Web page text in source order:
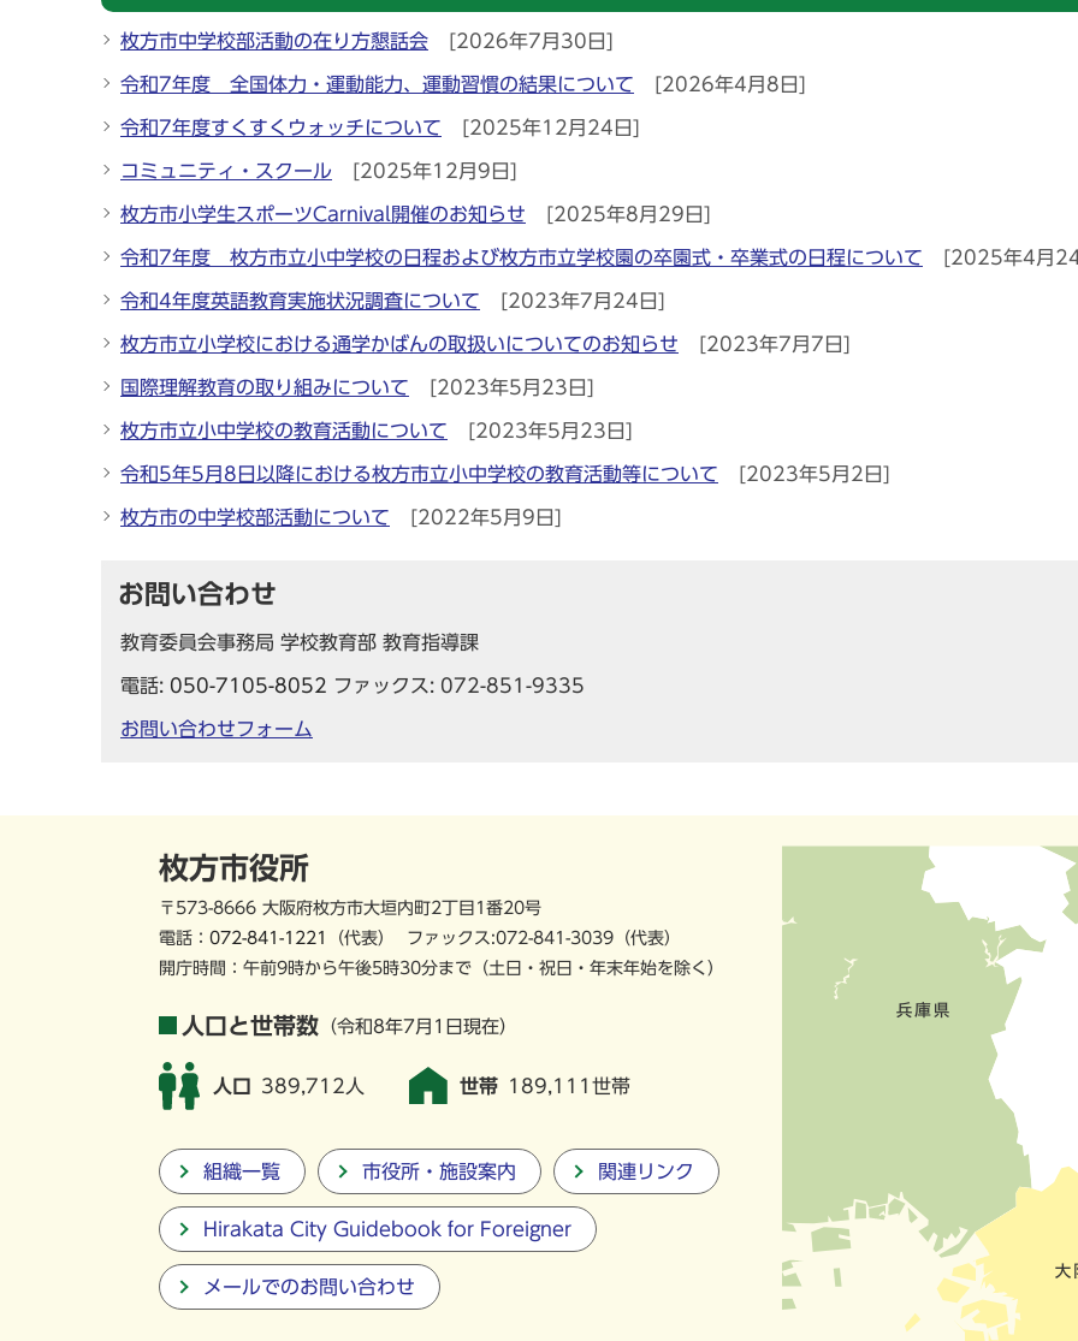
枚方市中学校部活動の在り方懇話会 [2026年7月30日]
令和7年度 全国体力・運動能力、運動習慣の結果について [2026年4月8日]
令和7年度すくすくウォッチについて [2025年12月24日]
コミュニティ・スクール [2025年12月9日]
枚方市小学生スポーツCarnival開催のお知らせ [2025年8月29日]
令和7年度 枚方市立小中学校の日程および枚方市立学校園の卒園式・卒業式の日程について [2025年4月
令和4年度英語教育実施状況調査について [2023年7月24日]
枚方市立小学校における通学かばんの取扱いについてのお知らせ [2023年7月7日]
国際理解教育の取り組みについて [2023年5月23日]
枚方市立小中学校の教育活動について [2023年5月23日]
令和5年5月8日以降における枚方市立小中学校の教育活動等について [2023年5月2日]
枚方市の中学校部活動について [2022年5月9日]
お問い合わせ
教育委員会事務局 学校教育部 教育指導課
電話: 050-7105-8052 ファックス: 072-851-9335
お問い合わせフォーム
枚方市役所
〒573-8666 大阪府枚方市大垣内町2丁目1番20号
電話： 072-841-1221 （代表） ファックス:072-841-3039（代表）
開庁時間：午前9時から午後5時30分まで （土日・祝日・年末年始を除く）
人口と世帯数 （令和8年7月1日現在）
人口 389,712人 世帯 189,111世帯
組織一覧 市役所・施設案内 関連リンク
Hirakata City Guidebook for Foreigner
メールでのお問い合わせ